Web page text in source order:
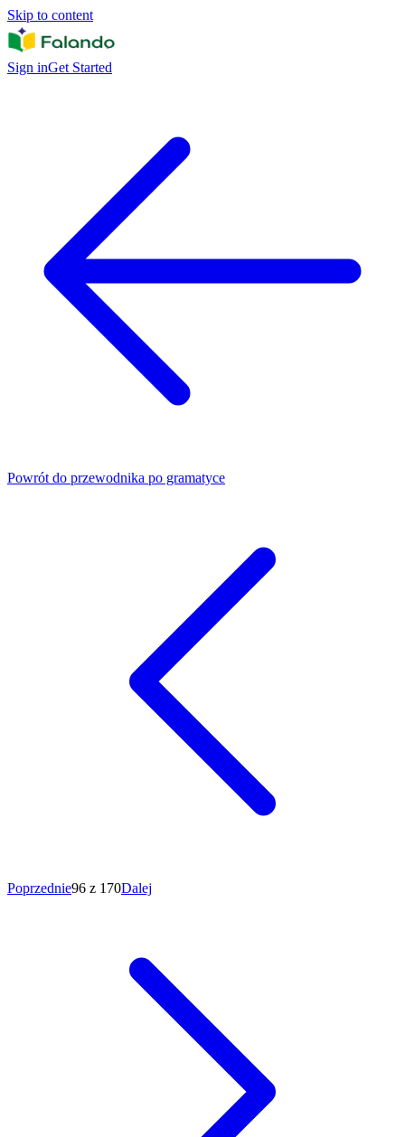
Skip to content
Sign inGet Started
Powrót do przewodnika po gramatyce
Poprzednie96 z 170Dalej